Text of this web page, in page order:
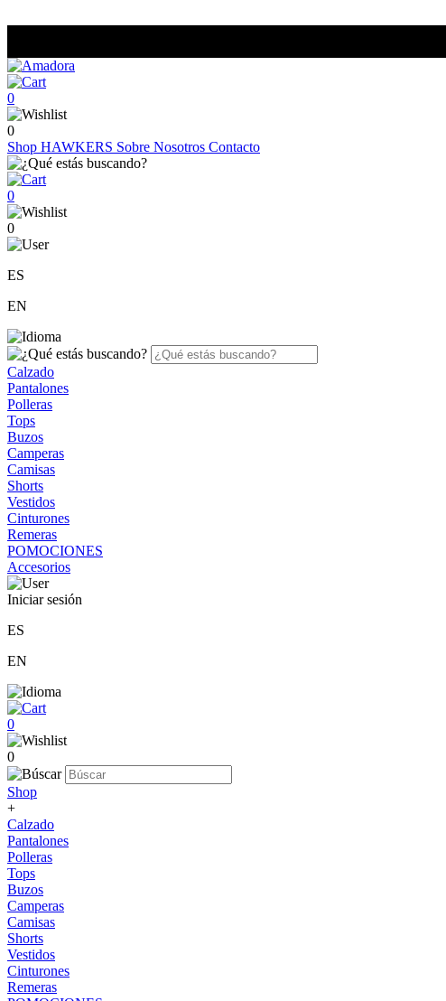
0
0
Shop HAWKERS Sobre Nosotros Contacto
0
0
ES
EN
Calzado
Pantalones
Polleras
Tops
Buzos
Camperas
Camisas
Shorts
Vestidos
Cinturones
Remeras
POMOCIONES
Accesorios
Iniciar sesión
ES
EN
0
0
Shop
+
Calzado
Pantalones
Polleras
Tops
Buzos
Camperas
Camisas
Shorts
Vestidos
Cinturones
Remeras